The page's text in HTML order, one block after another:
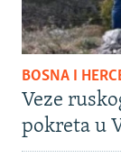
BOSNA I
Veze
pokreta u